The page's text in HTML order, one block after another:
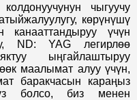
чыгуучу
көрүнүшү
үчүн
ND: YAG легирлөө
ыңгайлаштыруу
маалымат алуу үчүн,
баракчасын караңыз
болсо, биз менен